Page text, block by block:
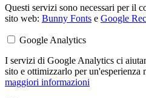
Questi servizi sono necessari per il
sito web: Bunny Fonts e Google
Google Analytics
I servizi di Google Analytics ci
sito e ottimizzarlo per un'esperienza
maggiori informazioni